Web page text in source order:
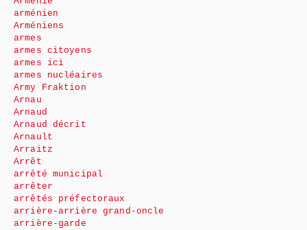
arménien
Arméniens
armes
armes citoyens
armes ici
armes nucléaires
Army Fraktion
Arnau
Arnaud
Arnaud décrit
Arnault
Arraitz
Arrêt
arrêté municipal
arrêter
arrêtés préfectoraux
arrière-arrière grand-oncle
arrière-garde